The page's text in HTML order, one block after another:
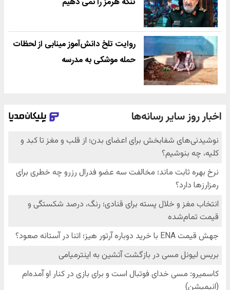
روایت تلخ دانش‌آموز مینابی از لحظات
حمله موشکی به مدرسه